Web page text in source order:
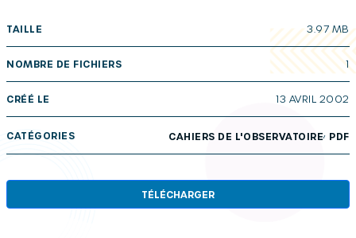
TAILLE 3.97 MB
NOMBRE DE FICHIERS 1
CRÉÉ LE 13 AVRIL 2002
CATÉGORIES CAHIERS DE L'OBSERVATOIRE, PDF
TÉLÉCHARGER